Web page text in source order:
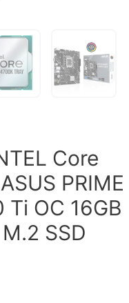
Core
PRIME
Ti OC 16GB
SSD